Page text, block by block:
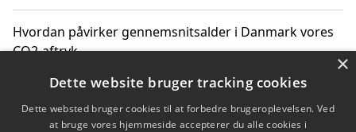
Hvordan påvirker gennemsnitsalder i Danmark vores
CO2-aftryk
Hvordan nyheder om CO2-udledning påvirker vores
hverdag
×
Dette website bruger tracking cookies
Dette websted bruger cookies til at forbedre brugeroplevelsen. Ved
at bruge vores hjemmeside accepterer du alle cookies i